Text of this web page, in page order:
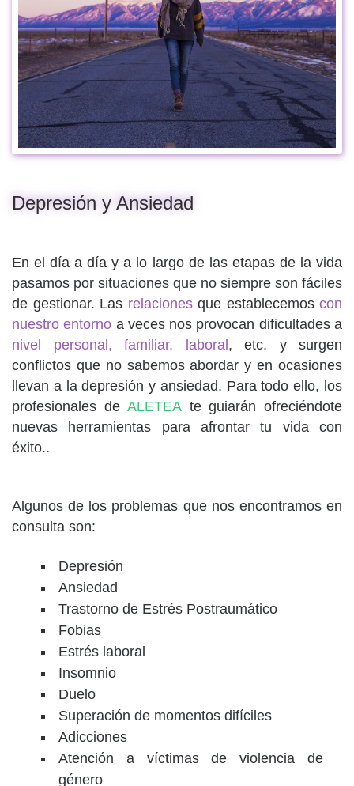
Depresión y Ansiedad
En el día a día y a lo largo de las etapas de la vida
pasamos por situaciones que no siempre son fáciles
de gestionar. Las relacionesque establecemos con
nuestro entorno a veces nos provocan dificultades a
nivel personal, familiar, laboral , etc. y surgen
conflictos que no sabemos abordar y en ocasiones
llevan a la depresión y ansiedad. Para todo ello, los
profesionales deALETEA te guiarán ofreciéndote
nuevas herramientas para afrontar tu vida con
éxito..
Algunos de los problemas que nos encontramos en
consulta son:
Depresión
Ansiedad
Trastorno de Estrés Postraumático
Fobias
Estrés laboral
Insomnio
Duelo
Superación de momentos difíciles
Adicciones
Atención a víctimas de violencia de
género